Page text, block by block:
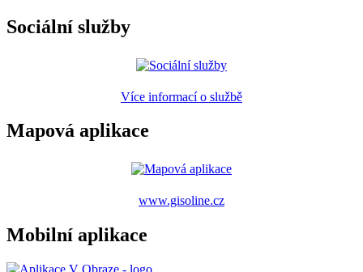
Sociální služby
Více informací o službě
Mapová aplikace
www.gisoline.cz
Mobilní aplikace